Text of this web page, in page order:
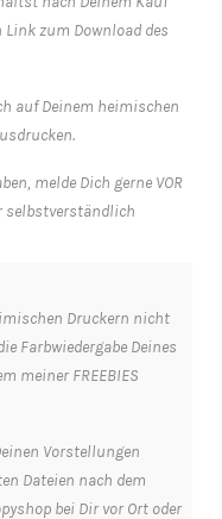
zum Download des
auf Deinem heimischen
melde Dich gerne VOR
selbstverständlich
Druckern nicht
Farbwiedergabe Deines
meiner FREEBIES
Vorstellungen
Dateien nach dem
bei Dir vor Ort oder